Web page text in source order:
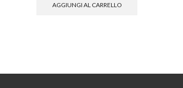
AGGIUNGI AL CARRELLO